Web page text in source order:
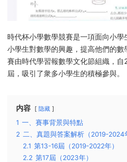
時代杯小學數學競賽是一項面向小
小學生對數學的興趣，提高他們的
賽由時代學習報數學文化節組織，
屆，吸引了衆多小學生的積極參與。
内容 隐藏
1 一、賽事背景與特點
2 二、真題與答案解析（2019-2024
2.1 第13-16屆（2019-2022年）
2.2 第17屆（2023年）